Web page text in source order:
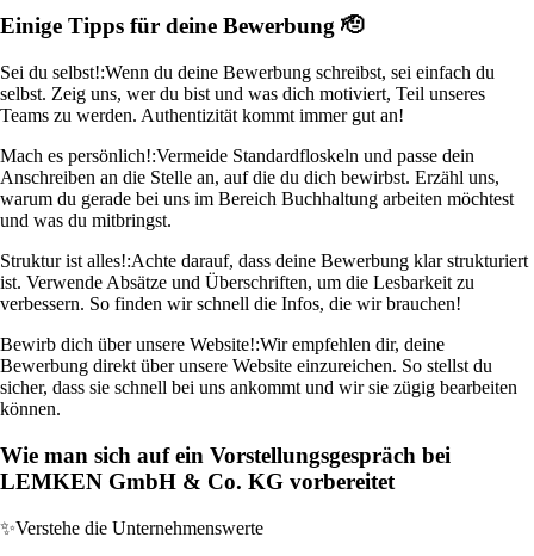
Einige Tipps für deine Bewerbung 🫡
Sei du selbst!:Wenn du deine Bewerbung schreibst, sei einfach du
selbst. Zeig uns, wer du bist und was dich motiviert, Teil unseres
Teams zu werden. Authentizität kommt immer gut an!
Mach es persönlich!:Vermeide Standardfloskeln und passe dein
Anschreiben an die Stelle an, auf die du dich bewirbst. Erzähl uns,
warum du gerade bei uns im Bereich Buchhaltung arbeiten möchtest
und was du mitbringst.
Struktur ist alles!:Achte darauf, dass deine Bewerbung klar strukturiert
ist. Verwende Absätze und Überschriften, um die Lesbarkeit zu
verbessern. So finden wir schnell die Infos, die wir brauchen!
Bewirb dich über unsere Website!:Wir empfehlen dir, deine
Bewerbung direkt über unsere Website einzureichen. So stellst du
sicher, dass sie schnell bei uns ankommt und wir sie zügig bearbeiten
können.
Wie man sich auf ein Vorstellungsgespräch bei
LEMKEN GmbH & Co. KG vorbereitet
✨Verstehe die Unternehmenswerte